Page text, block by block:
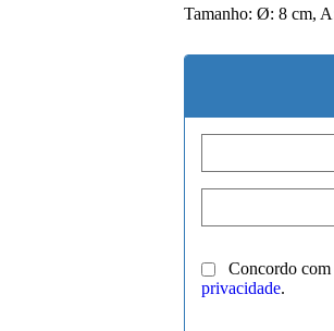
Tamanho: Ø: 8 cm,
Concordo com
privacidade.